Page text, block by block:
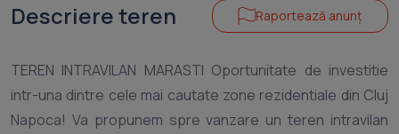
Descriere teren Raportează anunț
TEREN INTRAVILAN MARASTI Oportunitate de investitie
intr-una dintre cele mai cautate zone rezidentiale din Cluj
Napoca! Va propunem spre vanzare un teren intravilan